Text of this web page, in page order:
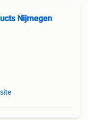
Nijmegen